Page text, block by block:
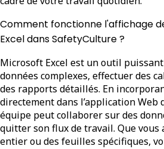
Comment fonctionne l'affichage
Excel dans SafetyCulture ?
Microsoft Excel est un outil
données complexes, effectuer des
des rapports détaillés. En
directement dans l’application Web
équipe peut collaborer sur des
quitter son flux de travail. Que vous
entier ou des feuilles spécifiques,